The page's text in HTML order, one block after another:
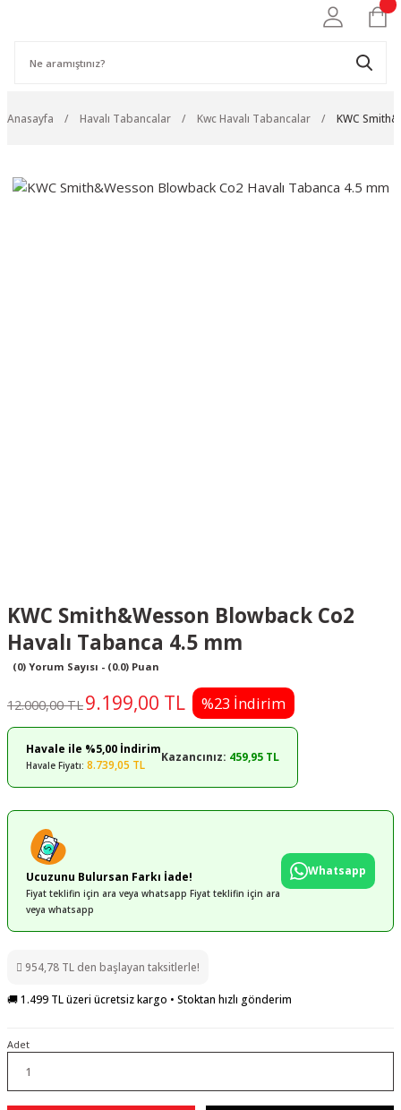
Anasayfa Havalı Tabancalar Kwc Havalı Tabancalar KWC
KWC Smith&Wesson Blowback Co2
Havalı Tabanca 4.5 mm
(0) Yorum Sayısı - (0.0) Puan
12.000,00 TL9.199,00 TL %23 İndirim
Havale ile %5,00 İndirim
Havale Fiyatı: 8.739,05 TL
Kazancınız: 459,95 TL
Ucuzunu Bulursan Farkı İade!
Fiyat teklifin için ara veya whatsapp Fiyat teklifin için ara
veya whatsapp
Whatsapp
954,78 TL den başlayan taksitlerle!
🚚 1.499 TL üzeri ücretsiz kargo • Stoktan hızlı gönderim
Adet